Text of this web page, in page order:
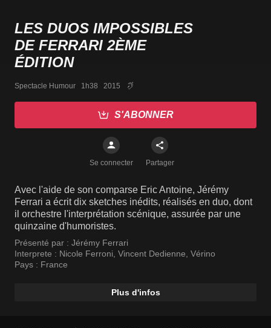
LES DUOS IMPOSSIBLES
DE FERRARI 2ÈME
ÉDITION
Spectacle Humour   1h38   2015
S'ABONNER
Se connecter Partager
Avec l'aide de son comparse Eric Antoine, Jérémy
Ferrari a écrit dix sketches inédits, réalisés en duo, dont
il orchestre l'interprétation scénique, assurée par une
quinzaine d'humoristes.
Présenté par : Jérémy Ferrari
Interprete : Nicole Ferroni Vincent Dedienne Vérino
Pays : France
Plus d'infos